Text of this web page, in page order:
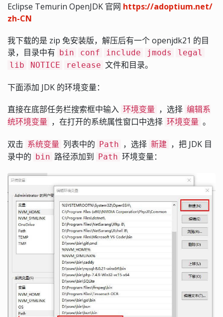
Eclipse Temurin OpenJDK 官网 https://adoptium.net/
zh-CN
我下载的是 zip 免安装版，解压后有一个 openjdk21 的目
录，目录中有 bin conf include jmods
legal
lib
NOTICE release 文件和目录。
下面添加 JDK 的环境变量：
直接在底部任务栏搜索框中输入 环境变量 ，选择 编辑系
统环境变量 ，在打开的系统属性窗口中选择 环境变量 。
双击 系统变量 列表中的 Path ，选择 新建 ，把 JDK 目
录中的 bin 路径添加到 Path 环境变量：